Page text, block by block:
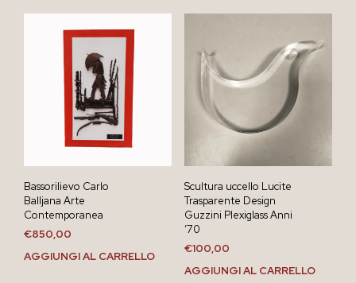
Bassorilievo Carlo
Balljana Arte
Contemporanea
€850,00
AGGIUNGI AL CARRELLO
Scultura uccello Lucite
Trasparente Design
Guzzini Plexiglass Anni
’70
€100,00
AGGIUNGI AL CARRELLO